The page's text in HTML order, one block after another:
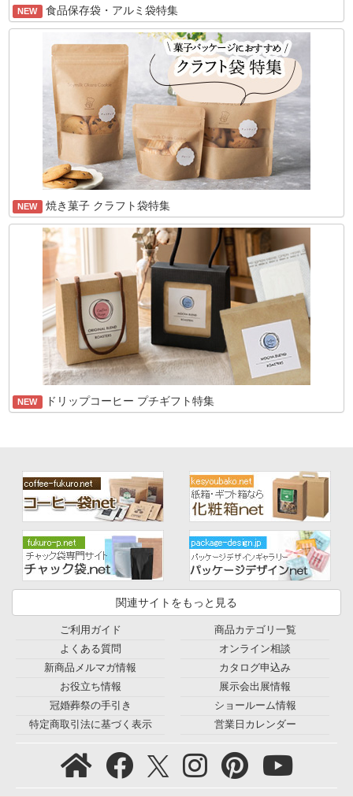
NEW 食品保存袋・アルミ袋特集
NEW 焼き菓子 クラフト袋特集
NEW ドリップコーヒー プチギフト特集
関連サイトをもっと見る
ご利用ガイド
よくある質問
新商品メルマガ情報
お役立ち情報
冠婚葬祭の手引き
特定商取引法に基づく表示
商品カテゴリ一覧
オンライン相談
カタログ申込み
展示会出展情報
ショールーム情報
営業日カレンダー